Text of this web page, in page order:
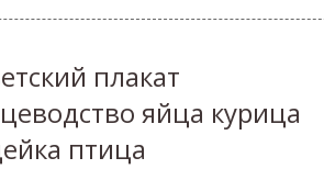
плакат
яйца курица
птица